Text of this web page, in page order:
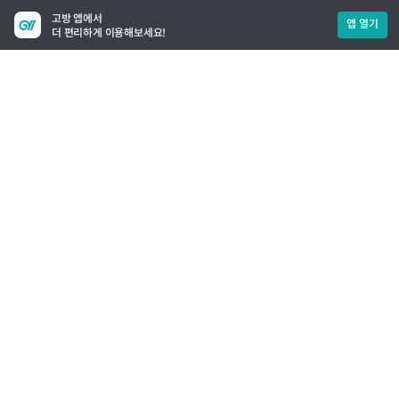
고방 앱에서
더 편리하게 이용해보세요!
앱 열기